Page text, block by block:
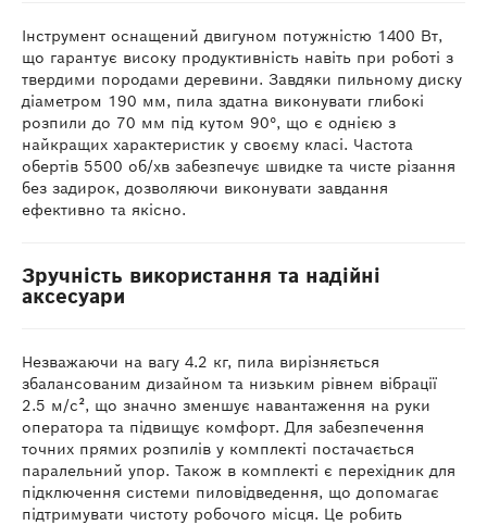
Інструмент оснащений двигуном потужністю 1400 Вт,
що гарантує високу продуктивність навіть при роботі з
твердими породами деревини. Завдяки пильному диску
діаметром 190 мм, пила здатна виконувати глибокі
розпили до 70 мм під кутом 90°, що є однією з
найкращих характеристик у своєму класі. Частота
обертів 5500 об/хв забезпечує швидке та чисте різання
без задирок, дозволяючи виконувати завдання
ефективно та якісно.
Зручність використання та надійні
аксесуари
Незважаючи на вагу 4.2 кг, пила вирізняється
збалансованим дизайном та низьким рівнем вібрації
2.5 м/с², що значно зменшує навантаження на руки
оператора та підвищує комфорт. Для забезпечення
точних прямих розпилів у комплекті постачається
паралельний упор. Також в комплекті є перехідник для
підключення системи пиловідведення, що допомагає
підтримувати чистоту робочого місця. Це робить